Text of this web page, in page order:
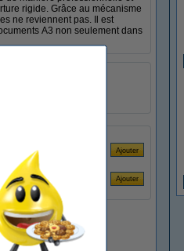
rigide. Grâce au mécanisme
ne reviennent pas. Il est
A3 non seulement dans